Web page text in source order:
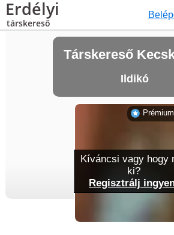
Erdélyi
társkereső
Társkereső
Ildikó
Kíváncsi vagy hogy
ki?
Regisztrálj